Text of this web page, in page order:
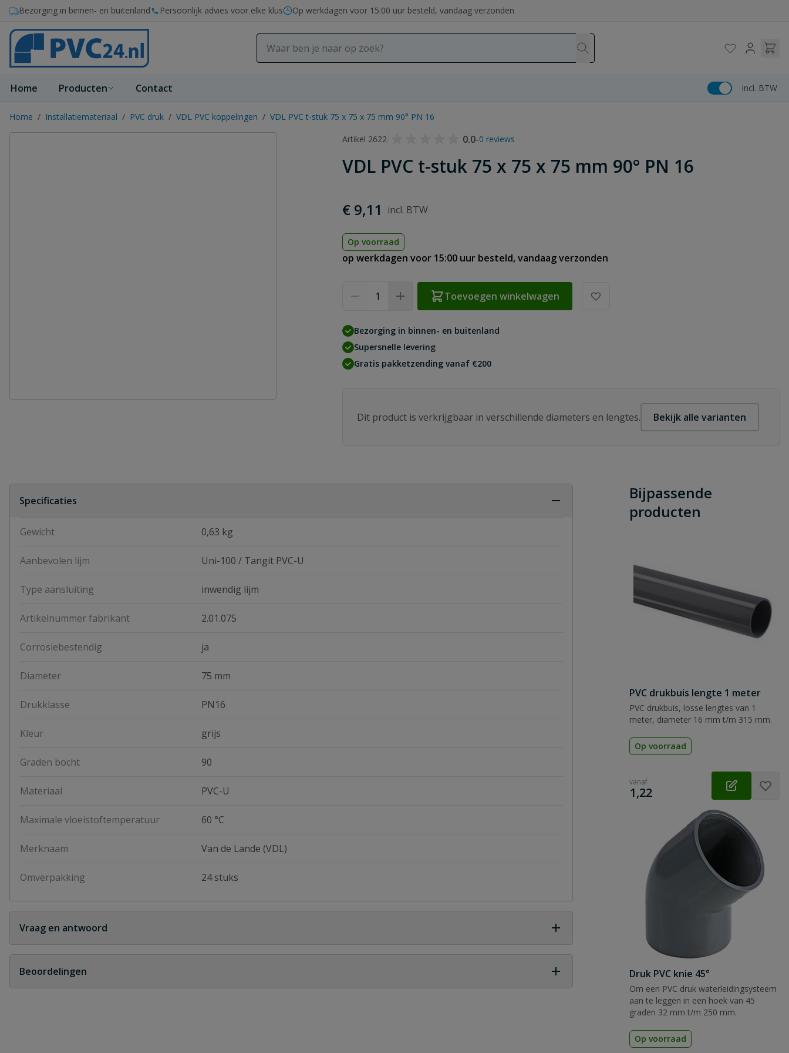
Ga naar de inhoud
Bezorging in binnen- en buitenland Persoonlijk advies voor elke klus Op werkdagen voor 15:00 uur besteld, vandaag verzonden
Home Producten Contact incl. BTW
Home / Installatiemateriaal / PVC druk / VDL PVC koppelingen / VDL PVC t-stuk 75 x 75 x 75 mm 90° PN 16
Artikel 2622
0.0-0 reviews
VDL PVC t-stuk 75 x 75 x 75 mm 90° PN 16
€ 9,11
Op voorraad
op werkdagen voor 15:00 uur besteld, vandaag verzonden
Toevoegen winkelwagen
Bezorging in binnen- en buitenland
Supersnelle levering
Gratis pakketzending vanaf €200
Dit product is verkrijgbaar in verschillende diameters en lengtes. Bekijk alle varianten
Specificaties
Gewicht 0,63 kg
Aanbevolen lijm Uni-100 / Tangit PVC-U
Type aansluiting inwendig lijm
Artikelnummer fabrikant 2.01.075
Corrosiebestendig ja
Diameter 75 mm
Drukklasse PN16
Kleur grijs
Graden bocht 90
Materiaal PVC-U
Maximale vloeistoftemperatuur 60 °C
Merknaam Van de Lande (VDL)
Omverpakking 24 stuks
Vraag en antwoord
Geen vragen
Beoordelingen
Bijpassende
producten
PVC drukbuis lengte 1 meter
PVC drukbuis, losse lengtes van 1
meter, diameter 16 mm t/m 315 mm.
Op voorraad
vanaf
€
1,22
Druk PVC knie 45°
Om een PVC druk waterleidingsysteem
aan te leggen in een hoek van 45
graden 32 mm t/m 250 mm.
Op voorraad